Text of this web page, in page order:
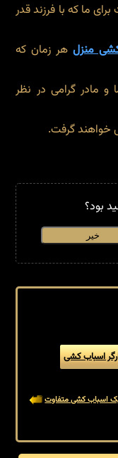
ما که با فرزند قدر
منزل هر زمان که
و مادر گرامی در نظر
خواهند گرفت.
بود؟
خیر
اسباب کشی
اسباب کشی متفاوت